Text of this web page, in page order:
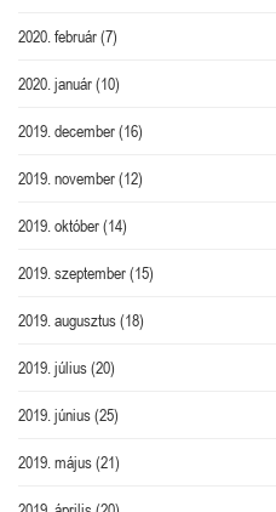
2020. február(7)
2020. január(10)
2019. december(16)
2019. november(12)
2019. október(14)
2019. szeptember(15)
2019. augusztus(18)
2019. július(20)
2019. június(25)
2019. május(21)